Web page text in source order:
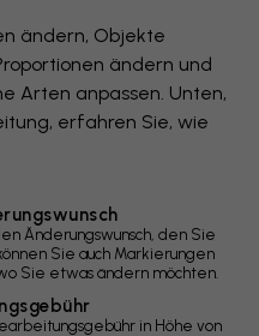
ändern, Objekte
ändern und
Arten anpassen. Unten,
erfahren Sie, wie
Änderungswunsch, den Sie
Sie auch Markierungen
Sie etwas ändern möchten.
in Höhe von